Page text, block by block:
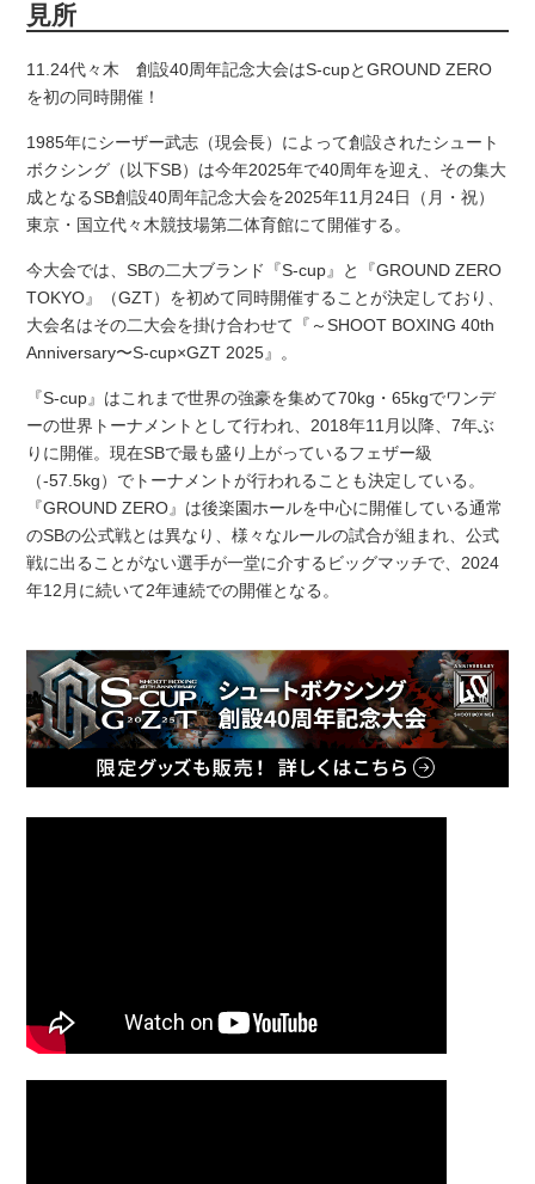
見所
11.24代々木 創設40周年記念大会はS-cupとGROUND ZERO
を初の同時開催！
1985年にシーザー武志（現会長）によって創設されたシュート
ボクシング（以下SB）は今年2025年で40周年を迎え、その集大
成となるSB創設40周年記念大会を2025年11月24日（月・祝）
東京・国立代々木競技場第二体育館にて開催する。
今大会では、SBの二大ブランド『S-cup』と『GROUND ZERO
TOKYO』（GZT）を初めて同時開催することが決定しており、
大会名はその二大会を掛け合わせて『～SHOOT BOXING 40th
Anniversary〜S-cup×GZT 2025』。
『S-cup』はこれまで世界の強豪を集めて70kg・65kgでワンデ
ーの世界トーナメントとして行われ、2018年11月以降、7年ぶ
りに開催。現在SBで最も盛り上がっているフェザー級
（-57.5kg）でトーナメントが行われることも決定している。
『GROUND ZERO』は後楽園ホールを中心に開催している通常
のSBの公式戦とは異なり、様々なルールの試合が組まれ、公式
戦に出ることがない選手が一堂に介するビッグマッチで、2024
年12月に続いて2年連続での開催となる。